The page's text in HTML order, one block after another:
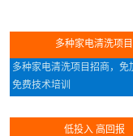
多种家电清洗项目
多种家电清洗项目招商，免
免费技术培训
低投入 高回报